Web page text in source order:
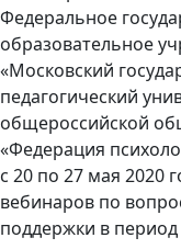
Федеральное
образовательное
«Московский
педагогический
общероссийской
«Федерация
с 20 по 27 мая 2020
вебинаров по
поддержки в период